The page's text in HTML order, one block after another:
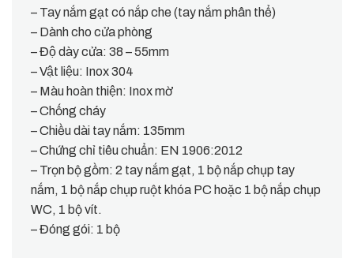
– Tay nắm gạt có nắp che (tay nắm phân thể)
– Dành cho cửa phòng
– Độ dày cửa: 38 – 55mm
– Vật liệu: Inox 304
– Màu hoàn thiện: Inox mờ
– Chống cháy
– Chiều dài tay nắm: 135mm
– Chứng chỉ tiêu chuẩn: EN 1906:2012
– Trọn bộ gồm: 2 tay nắm gạt, 1 bộ nắp chụp tay
nắm, 1 bộ nắp chụp ruột khóa PC hoặc 1 bộ nắp chụp
WC, 1 bộ vít.
– Đóng gói: 1 bộ